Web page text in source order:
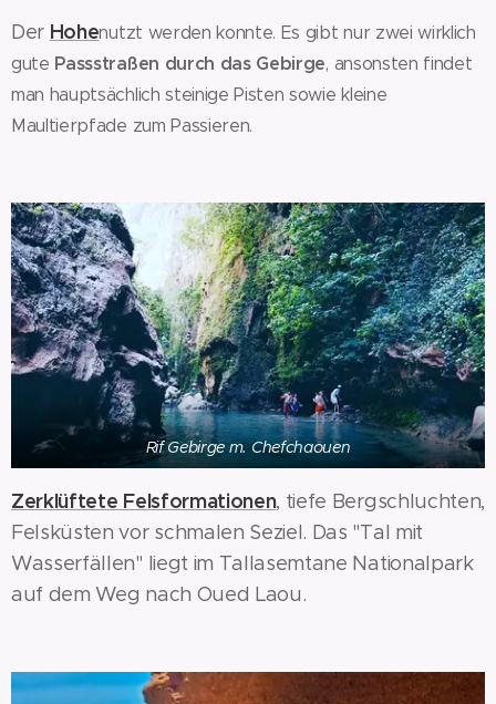
Der Hohenutzt werden konnte. Es gibt nur zwei wirklich
gute Passstraßen durch das Gebirge, ansonsten findet
man hauptsächlich steinige Pisten sowie kleine
Maultierpfade zum Passieren.
Rif Gebirge m. Chefchaouen
Zerklüftete Felsformationen, tiefe Bergschluchten,
Felsküsten vor schmalen Seziel. Das "Tal mit
Wasserfällen" liegt im Tallasemtane Nationalpark
auf dem Weg nach Oued Laou.